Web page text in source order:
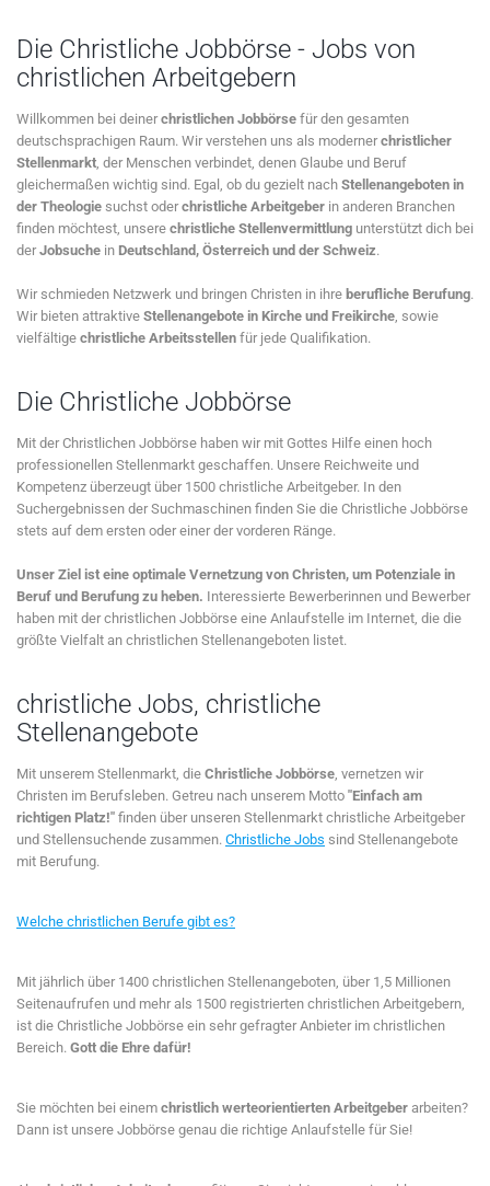
Die Christliche Jobbörse - Jobs von
christlichen Arbeitgebern
Willkommen bei deinerchristlichen Jobbörse für den gesamten
deutschsprachigen Raum. Wir verstehen uns als modernerchristlicher
Stellenmarkt , der Menschen verbindet, denen Glaube und Beruf
gleichermaßen wichtig sind. Egal, ob du gezielt nach Stellenangeboten in
der Theologie suchst oderchristliche Arbeitgeber in anderen Branchen
finden möchtest, unsere christliche Stellenvermittlung unterstützt dich bei
derJobsuche in Deutschland, Österreich und der Schweiz.
Wir schmieden Netzwerk und bringen Christen in ihre berufliche Berufung.
Wir bieten attraktive Stellenangebote in Kirche und Freikirche , sowie
vielfältige christliche Arbeitsstellen für jede Qualifikation.
Die Christliche Jobbörse
Mit der Christlichen Jobbörse haben wir mit Gottes Hilfe einen hoch
professionellen Stellenmarkt geschaffen. Unsere Reichweite und
Kompetenz überzeugt über 1500 christliche Arbeitgeber. In den
Suchergebnissen der Suchmaschinen finden Sie die Christliche Jobbörse
stets auf dem ersten oder einer der vorderen Ränge.
Unser Ziel ist eine optimale Vernetzung von Christen, um Potenziale in
Beruf und Berufung zu heben. Interessierte Bewerberinnen und Bewerber
haben mit der christlichen Jobbörse eine Anlaufstelle im Internet, die die
größte Vielfalt an christlichen Stellenangeboten listet.
christliche Jobs, christliche
Stellenangebote
Mit unserem Stellenmarkt, die Christliche Jobbörse , vernetzen wir
Christen im Berufsleben. Getreu nach unserem Motto "Einfach am
richtigen Platz!" finden über unseren Stellenmarkt christliche Arbeitgeber
und Stellensuchende zusammen. Christliche Jobs sind Stellenangebote
mit Berufung.
Welche christlichen Berufe gibt es?
Mit jährlich über 1400 christlichen Stellenangeboten, über 1,5 Millionen
Seitenaufrufen und mehr als 1500 registrierten christlichen Arbeitgebern,
ist die Christliche Jobbörse ein sehr gefragter Anbieter im christlichen
Bereich. Gott die Ehre dafür!
Sie möchten bei einem christlich werteorientierten Arbeitgeber arbeiten?
Dann ist unsere Jobbörse genau die richtige Anlaufstelle für Sie!